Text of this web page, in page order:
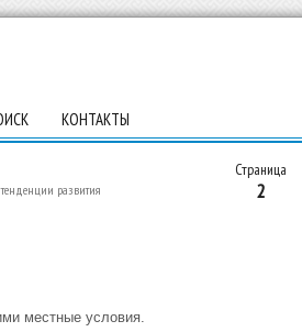
КОНТАКТЫ
Страница
2
развития
местные условия.